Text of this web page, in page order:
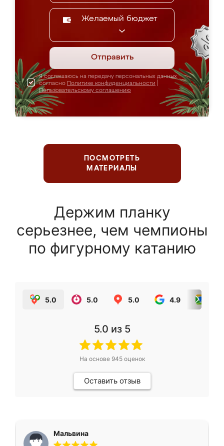
Желаемый бюджет
Отправить
Я соглашаюсь на передачу персональных данных
согласно Политике конфиденциальности
Пользовательскому соглашению
ПОСМОТРЕТЬ
МАТЕРИАЛЫ
Держим планку
серьезнее, чем чемпионы
по фигурному катанию
5.0 5.0 5.0 4.9
5.0 из 5
На основе 945оценок
Оставить отзыв
Мальвина